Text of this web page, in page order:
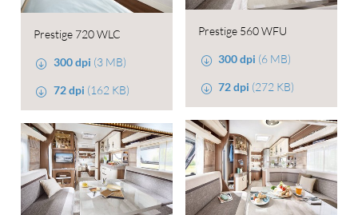
Prestige 720 WLC
300 dpi (3 MB)
72 dpi (162 KB)
Prestige 560 WFU
300 dpi (6 MB)
72 dpi (272 KB)